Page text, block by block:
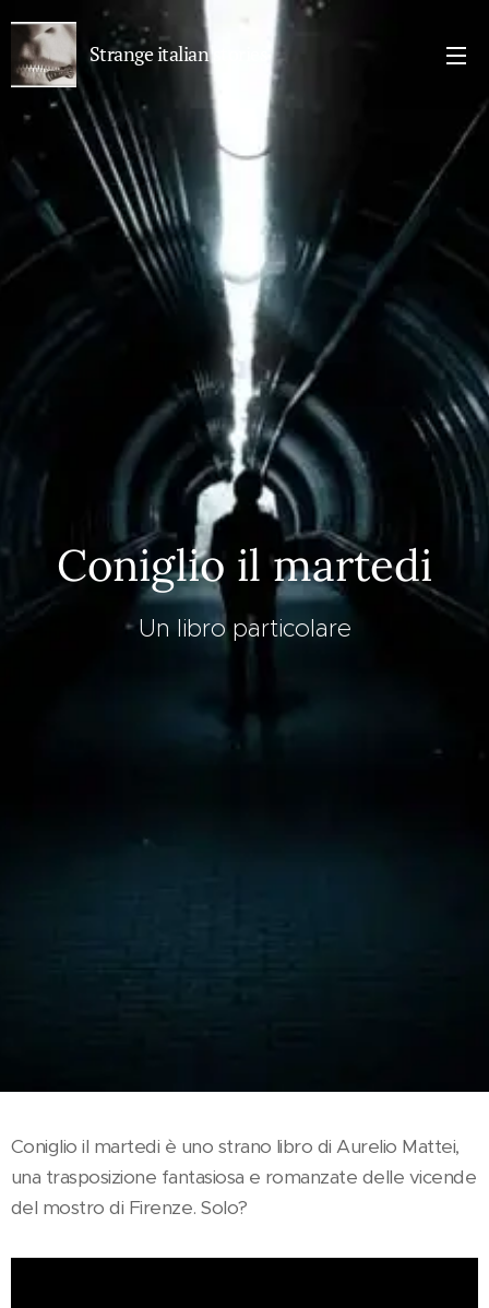
Strange italian stories
Coniglio il martedi
Un libro particolare
Coniglio il martedi è uno strano libro di Aurelio Mattei,
una trasposizione fantasiosa e romanzate delle vicende
del mostro di Firenze. Solo?